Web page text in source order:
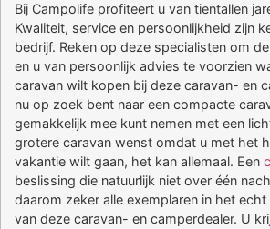
Bij Campolife profiteert u van tientallen
Kwaliteit, service en persoonlijkheid zijn
bedrijf. Reken op deze specialisten om
en u van persoonlijk advies te voorzien
caravan wilt kopen bij deze caravan- en
nu op zoek bent naar een compacte
gemakkelijk mee kunt nemen met een
grotere caravan wenst omdat u met het
vakantie wilt gaan, het kan allemaal. Een
beslissing die natuurlijk niet over één
daarom zeker alle exemplaren in het
van deze caravan- en camperdealer. U